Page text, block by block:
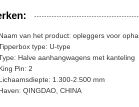
van het product: opleggers voor
type: U-type
Halve aanhangwagens met kanteling
Pin: 2
1.300-2.500 mm
QINGDAO, CHINA